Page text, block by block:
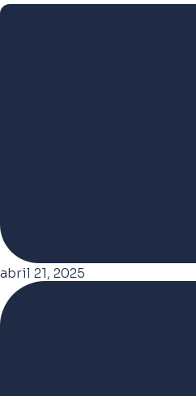
abril 21, 2025